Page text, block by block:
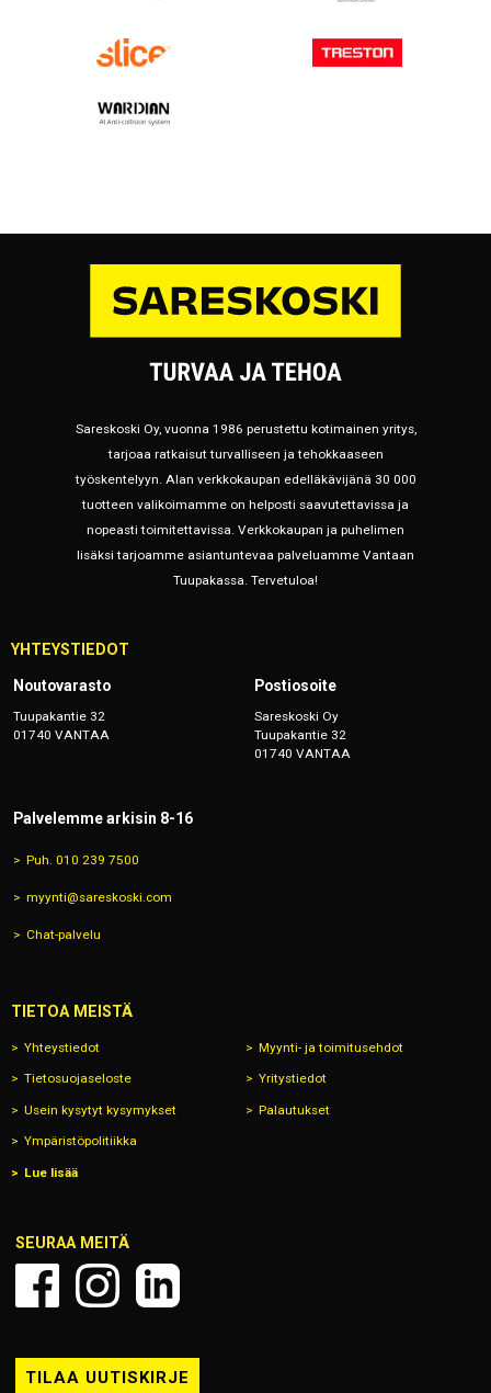
Sareskoski Oy, vuonna 1986 perustettu kotimainen yritys,
tarjoaa ratkaisut turvalliseen ja tehokkaaseen
työskentelyyn. Alan verkkokaupan edelläkävijänä 30 000
tuotteen valikoimamme on helposti saavutettavissa ja
nopeasti toimitettavissa. Verkkokaupan ja puhelimen
lisäksi tarjoamme asiantuntevaa palveluamme Vantaan
Tuupakassa. Tervetuloa!
YHTEYSTIEDOT
Noutovarasto
Tuupakantie 32
01740 VANTAA
Postiosoite
Sareskoski Oy
Tuupakantie 32
01740 VANTAA
Palvelemme arkisin 8-16
Puh. 010 239 7500
myynti@sareskoski.com
Chat-palvelu
TIETOA MEISTÄ
Yhteystiedot Myynti- ja toimitusehdot
Tietosuojaseloste Yritystiedot
Usein kysytyt kysymykset Palautukset
Ympäristöpolitiikka
Lue lisää
SEURAA MEITÄ
TILAA UUTISKIRJE